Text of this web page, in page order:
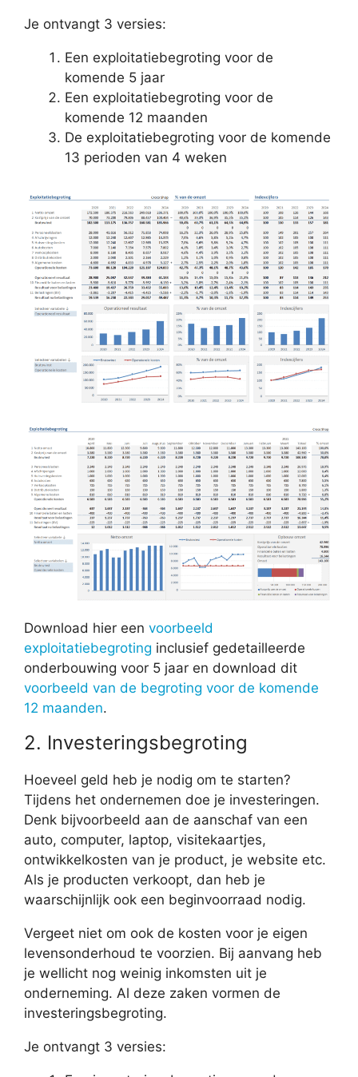
Je ontvangt 3 versies:
Een exploitatiebegroting voor de
komende 5 jaar
Een exploitatiebegroting voor de
komende 12 maanden
De exploitatiebegroting voor de komende
13 perioden van 4 weken
Download hier een voorbeeld
exploitatiebegroting inclusief gedetailleerde
onderbouwing voor 5 jaar en download dit
voorbeeld van de begroting voor de komende
12 maanden.
2. Investeringsbegroting
Hoeveel geld heb je nodig om te starten?
Tijdens het ondernemen doe je investeringen.
Denk bijvoorbeeld aan de aanschaf van een
auto, computer, laptop, visitekaartjes,
ontwikkelkosten van je product, je website etc.
Als je producten verkoopt, dan heb je
waarschijnlijk ook een beginvoorraad nodig.
Vergeet niet om ook de kosten voor je eigen
levensonderhoud te voorzien. Bij aanvang heb
je wellicht nog weinig inkomsten uit je
onderneming. Al deze zaken vormen de
investeringsbegroting.
Je ontvangt 3 versies: